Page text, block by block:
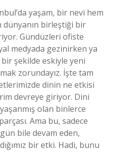
yaşam, bir nevi hem
dünyanın birleştiği bir
Gündüzleri ofiste
medyada gezinirken ya
şekilde eskiyle yeni
zorundayız. İşte tam
dinin ne etkisi
devreye giriyor. Dini
olan binlerce
Ama bu, sadece
bile devam eden,
bir etki. Hadi, bunu